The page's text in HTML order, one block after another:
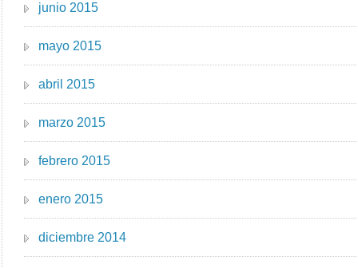
junio 2015
mayo 2015
abril 2015
marzo 2015
febrero 2015
enero 2015
diciembre 2014